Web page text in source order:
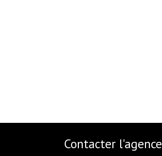
Contacter l'agence